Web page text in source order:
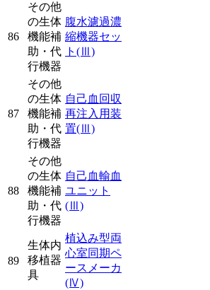
86
その他
の生体
機能補
助・代
行機器
腹水濾過濃
縮機器セッ
ト (Ⅲ)
87
その他
の生体
機能補
助・代
行機器
自己血回収
再注入用装
置(Ⅲ)
88
その他
の生体
機能補
助・代
行機器
自己血輸血
ユニット
(Ⅲ)
89
生体内
移植器
具
植込み型両
心室同期ペ
ースメーカ
(Ⅳ)